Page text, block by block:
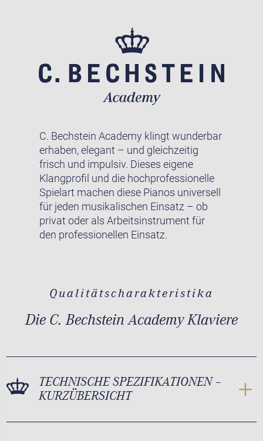
C. Bechstein Academy klingt wunderbar
erhaben, elegant – und gleichzeitig
frisch und impulsiv. Dieses eigene
Klangprofil und die hochprofessionelle
Spielart machen diese Pianos universell
für jeden musikalischen Einsatz – ob
privat oder als Arbeitsinstrument für
den professionellen Einsatz.
Qualitätscharakteristika
Die C. Bechstein Academy Klaviere
TECHNISCHE SPEZIFIKATIONEN –
KURZÜBERSICHT